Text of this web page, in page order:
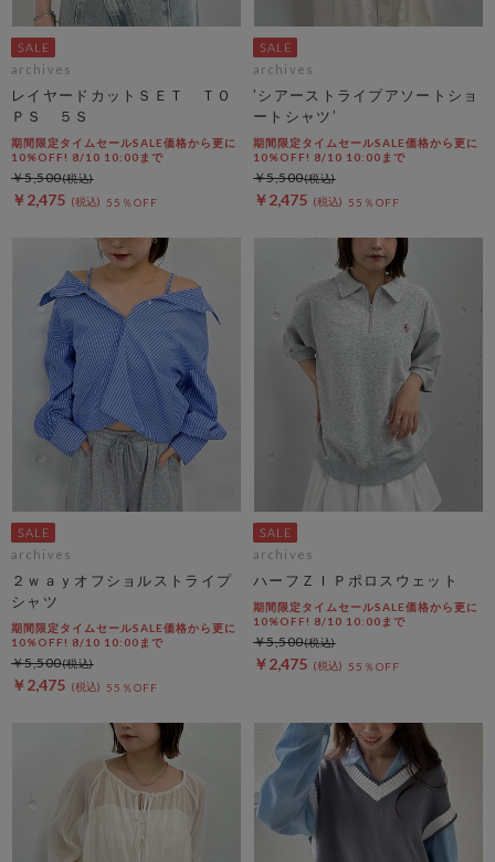
archives
レイヤードカットＳＥＴ ＴＯ
ＰＳ ５Ｓ
期間限定タイムセールSALE価格から更に
10%OFF! 8/10 10:00まで
￥2,475 55％OFF
￥5,500
archives
’シアーストライプアソートショ
ートシャツ’
期間限定タイムセールSALE価格から更に
10%OFF! 8/10 10:00まで
￥2,475 55％OFF
￥5,500
archives
２ｗａｙオフショルストライプ
シャツ
期間限定タイムセールSALE価格から更に
10%OFF! 8/10 10:00まで
￥2,475 55％OFF
￥5,500
archives
ハーフＺＩＰポロスウェット
期間限定タイムセールSALE価格から更に
10%OFF! 8/10 10:00まで
￥2,475 55％OFF
￥5,500